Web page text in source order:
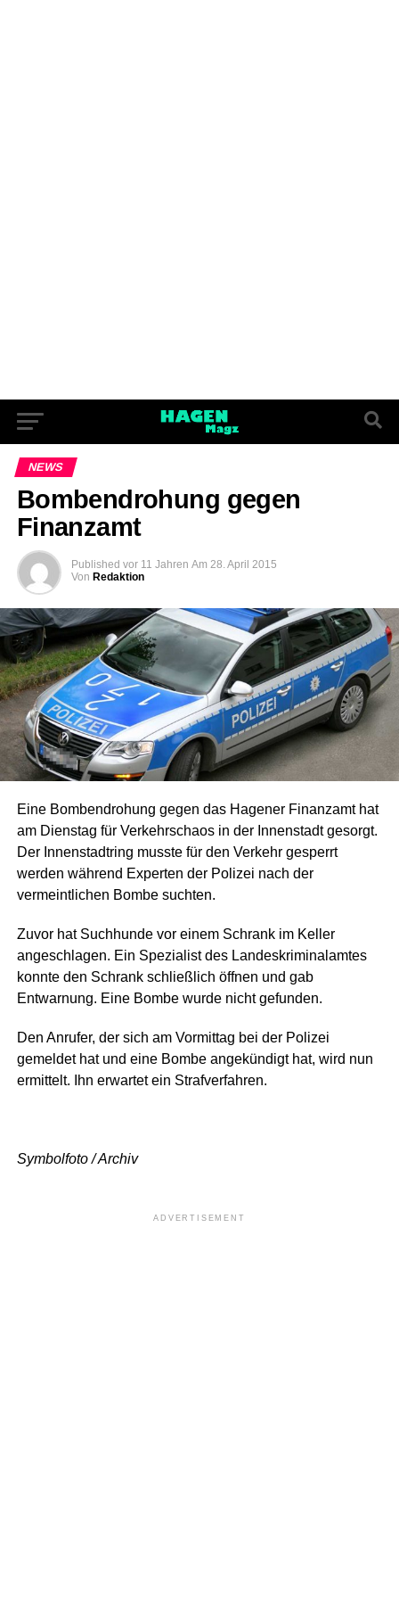
NEWS
Bombendrohung gegen
Finanzamt
Published vor 11 Jahren Am 28. April 2015
Von Redaktion
Eine Bombendrohung gegen das Hagener Finanzamt hat
am Dienstag für Verkehrschaos in der Innenstadt gesorgt.
Der Innenstadtring musste für den Verkehr gesperrt
werden während Experten der Polizei nach der
vermeintlichen Bombe suchten.
Zuvor hat Suchhunde vor einem Schrank im Keller
angeschlagen. Ein Spezialist des Landeskriminalamtes
konnte den Schrank schließlich öffnen und gab
Entwarnung. Eine Bombe wurde nicht gefunden.
Den Anrufer, der sich am Vormittag bei der Polizei
gemeldet hat und eine Bombe angekündigt hat, wird nun
ermittelt. Ihn erwartet ein Strafverfahren.
Symbolfoto / Archiv
ADVERTISEMENT